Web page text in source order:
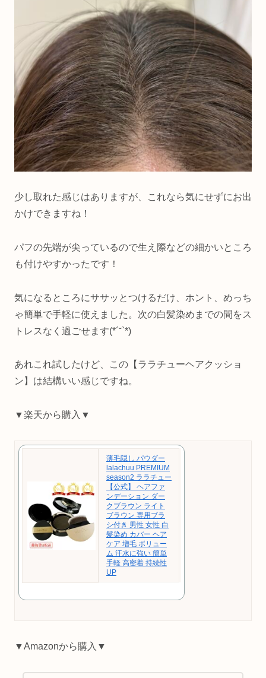
少し取れた感じはありますが、これなら気にせずにお出
かけできますね！
パフの先端が尖っているので生え際などの細かいところ
も付けやすかったです！
気になるところにササッとつけるだけ、ホント、めっち
ゃ簡単で手軽に使えました。次の白髪染めまでの間をス
トレスなく過ごせます(*´˘`*)
あれこれ試したけど、この【ララチューヘアクッショ
ン】は結構いい感じですね。
▼楽天から購入▼
薄毛隠し パウダー
lalachuu PREMIUM
season2 ララチュー
【公式】 ヘアファ
ンデーション ダー
クブラウン ライト
ブラウン 専用ブラ
シ付き 男性 女性 白
髪染め カバー ヘア
ケア 増毛 ボリュー
ム 汗水に強い 簡単
手軽 高密着 持続性
UP
▼Amazonから購入▼